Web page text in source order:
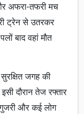
अफरा-तफरी मच
ट्रेन से उतरकर
बाद वहां मौत
सुरक्षित जगह की
दौरान तेज रफ्तार
और कई लोग